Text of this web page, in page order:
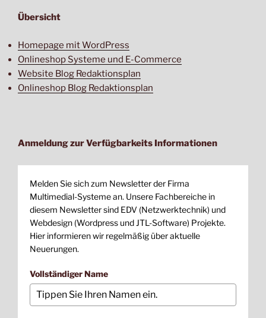
Übersicht
Homepage mit WordPress
Onlineshop Systeme und E-Commerce
Website Blog Redaktionsplan
Onlineshop Blog Redaktionsplan
Anmeldung zur Verfügbarkeits Informationen
Melden Sie sich zum Newsletter der Firma
Multimedial-Systeme an. Unsere Fachbereiche in
diesem Newsletter sind EDV (Netzwerktechnik) und
Webdesign (Wordpress und JTL-Software) Projekte.
Hier informieren wir regelmäßig über aktuelle
Neuerungen.
Vollständiger Name